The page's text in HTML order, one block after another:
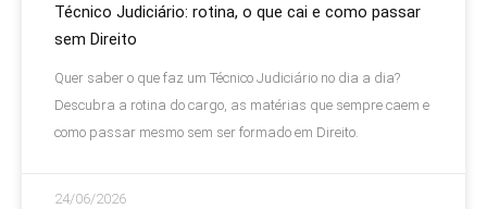
Técnico Judiciário: rotina, o que cai e como passar
sem Direito
Quer saber o que faz um Técnico Judiciário no dia a dia?
Descubra a rotina do cargo, as matérias que sempre caem e
como passar mesmo sem ser formado em Direito.
24/06/2026